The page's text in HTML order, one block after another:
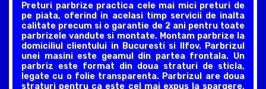
Preturi parbrize practica cele mai mici preturi de
pe piata, oferind in acelasi timp servicii de inalta
calitate precum si o garantie de 2 ani pentru toate
parbrizele vandute si montate. Montam parbrize la
domiciliul clientului in Bucuresti si Ilfov. Parbrizul
unei masini este geamul din partea frontala. Un
parbriz este format din doua straturi de sticla,
legate cu o folie transparenta. Parbrizul are doua
straturi pentru ca este cel mai expus la spargere,